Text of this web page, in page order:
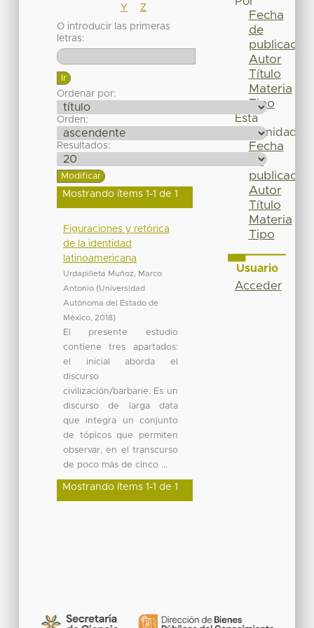
Y
Z
O introducir las primeras
letras:
Ordenar por:
Orden:
Resultados:
Mostrando ítems 1-1 de 1
Figuraciones y retórica
de la identidad
latinoamericana
Urdapilleta Muñoz, Marco
Antonio (Universidad
Autónoma del Estado de
México, 2018)
El presente estudio
contiene tres apartados:
el inicial aborda el
discurso
civilización/barbarie. Es un
discurso de larga data
que integra un conjunto
de tópicos que permiten
observar, en el transcurso
de poco más de cinco ...
Mostrando ítems 1-1 de 1
Fecha
de
publicación
Autor
Título
Materia
Tipo
Esta
comunidad
Fecha
de
publicación
Autor
Título
Materia
Tipo
Usuario
Acceder